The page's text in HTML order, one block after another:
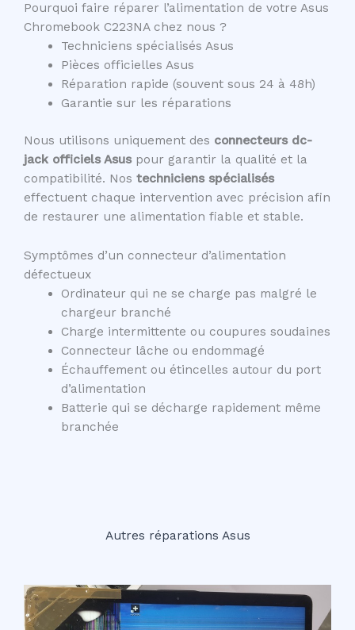
Pourquoi faire réparer l’alimentation de votre Asus
Chromebook C223NA chez nous ?
Techniciens spécialisés Asus
Pièces officielles Asus
Réparation rapide (souvent sous 24 à 48h)
Garantie sur les réparations
Nous utilisons uniquement des connecteurs dc-
jack officiels Asuspour garantir la qualité et la
compatibilité. Nos techniciens spécialisés
effectuent chaque intervention avec précision afin
de restaurer une alimentation fiable et stable.
Symptômes d’un connecteur d’alimentation
défectueux
Ordinateur qui ne se charge pas malgré le
chargeur branché
Charge intermittente ou coupures soudaines
Connecteur lâche ou endommagé
Échauffement ou étincelles autour du port
d’alimentation
Batterie qui se décharge rapidement même
branchée
Autres réparations Asus